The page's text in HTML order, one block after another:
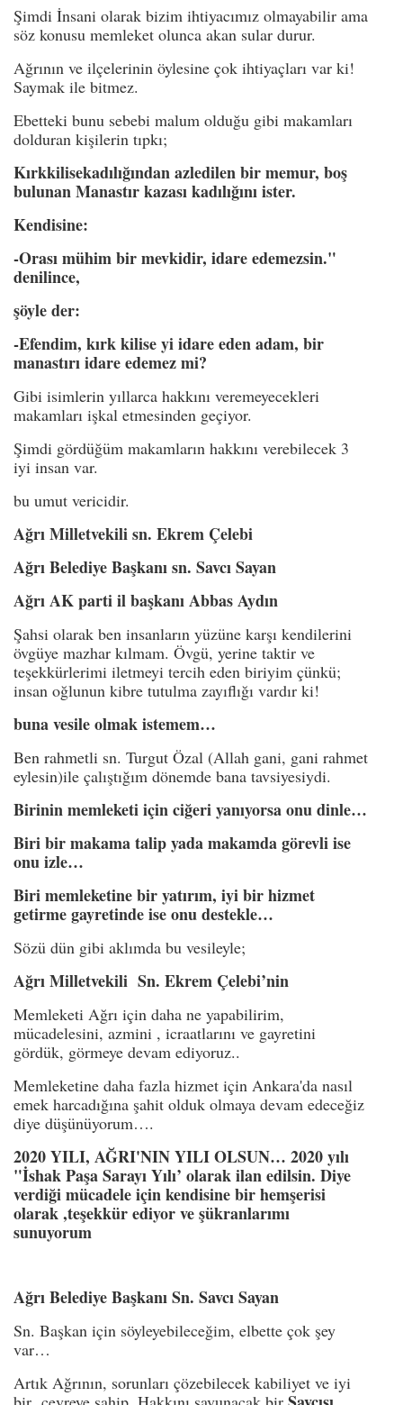
Şimdi İnsani olarak bizim ihtiyacımız olmayabilir ama
söz konusu memleket olunca akan sular durur.
Ağrının ve ilçelerinin öylesine çok ihtiyaçları var ki!
Saymak ile bitmez.
Ebetteki bunu sebebi malum olduğu gibi makamları
dolduran kişilerin tıpkı;
Kırkkilisekadılığından azledilen bir memur, boş
bulunan Manastır kazası kadılığını ister.
Kendisine:
-Orası mühim bir mevkidir, idare edemezsin."
denilince,
şöyle der:
-Efendim, kırk kilise yi idare eden adam, bir
manastırı idare edemez mi?
Gibi isimlerin yıllarca hakkını veremeyecekleri
makamları işkal etmesinden geçiyor.
Şimdi gördüğüm makamların hakkını verebilecek 3
iyi insan var.
bu umut vericidir.
Ağrı Milletvekili sn. Ekrem Çelebi
Ağrı Belediye Başkanı sn. Savcı Sayan
Ağrı AK parti il başkanı Abbas Aydın
Şahsi olarak ben insanların yüzüne karşı kendilerini
övgüye mazhar kılmam. Övgü, yerine taktir ve
teşekkürlerimi iletmeyi tercih eden biriyim çünkü;
insan oğlunun kibre tutulma zayıflığı vardır ki!
buna vesile olmak istemem…
Ben rahmetli sn. Turgut Özal (Allah gani, gani rahmet
eylesin)ile çalıştığım dönemde bana tavsiyesiydi.
Birinin memleketi için ciğeri yanıyorsa onu dinle…
Biri bir makama talip yada makamda görevli ise
onu izle…
Biri memleketine bir yatırım, iyi bir hizmet
getirme gayretinde ise onu destekle…
Sözü dün gibi aklımda bu vesileyle;
Ağrı Milletvekili Sn. Ekrem Çelebi’nin
Memleketi Ağrı için daha ne yapabilirim,
mücadelesini, azmini , icraatlarını ve gayretini
gördük, görmeye devam ediyoruz..
Memleketine daha fazla hizmet için Ankara'da nasıl
emek harcadığına şahit olduk olmaya devam edeceğiz
diye düşünüyorum….
2020 YILI, AĞRI'NIN YILI OLSUN… 2020 yılı
"İshak Paşa Sarayı Yılı’ olarak ilan edilsin. Diye
verdiği mücadele için kendisine bir hemşerisi
olarak ,teşekkür ediyor ve şükranlarımı
sunuyorum
Ağrı Belediye Başkanı Sn. Savcı Sayan
Sn. Başkan için söyleyebileceğim, elbette çok şey
var…
Artık Ağrının, sorunları çözebilecek kabiliyet ve iyi